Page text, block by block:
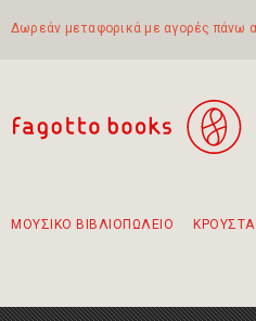
Δωρεάν μεταφορικά με αγορές πάνω
ΜΟΥΣΙΚΟ ΒΙΒΛΙΟΠΩΛΕΙΟ ΚΡΟΥΣΤΑ